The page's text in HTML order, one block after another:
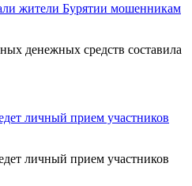
жители Бурятии мошенникам
денежных средств составила
личный прием участников
личный прием участников